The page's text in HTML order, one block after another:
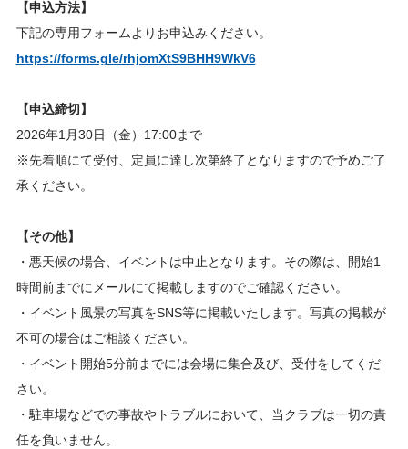
【申込方法】
下記の専用フォームよりお申込みください。
https://forms.gle/rhjomXtS9BHH9WkV6
【申込締切】
2026年1月30日（金）17:00まで
※先着順にて受付、定員に達し次第終了となりますので予めご了
承ください。
【その他】
・悪天候の場合、イベントは中止となります。その際は、開始1
時間前までにメールにて掲載しますのでご確認ください。
・イベント風景の写真をSNS等に掲載いたします。写真の掲載が
不可の場合はご相談ください。
・イベント開始5分前までには会場に集合及び、受付をしてくだ
さい。
・駐車場などでの事故やトラブルにおいて、当クラブは一切の責
任を負いません。